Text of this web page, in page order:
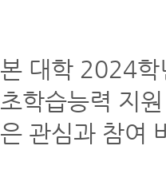
본 대학 2024학
초학습능력 지
은 관심과 참여